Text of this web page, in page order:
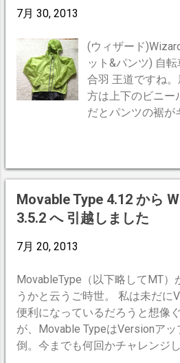
メージした「ウイーン風の」コ
クリーニは少しだけ甘味をつけ
だけ召し上がる方も多いのです
在住外国人の方でも外国料理が
という意見が多いそうです。恐
くは崇拝の念が強い日本人の気
論、砂糖抜きの生クリームでウ
と思います。何故ならここは日
7月 30, 2013
(ウィザード
ット&パンツ) 自
合羽 王道ですね
方は上下のビニー
だとパンツの裾が
要りそう。 ・ ポ
カバーしてくれる
着替えを置く 全身
勤め先で丸々着替
ースタイルも直せ
ド物はジャケット
も合わせたら数万
て破けるだろうし
厚くて夏は熱中症
果で見つけたのが
Movable Type 4.12 から
3.5.2 へ 引越しました
7月 20, 2013
MovableType（以下略してMT）
うかと云うご時世。 私は未だに
便利になっているだろうと想像
が、Movable TypeはVersionア
倒。今までも何回かチャレンジ